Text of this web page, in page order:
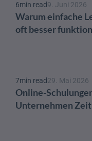
6min read9. Juni 2026
Warum einfache
oft besser
7min read29. Mai 2026
Online-
Unternehmen